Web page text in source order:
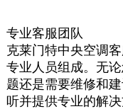
专业客服团队
克莱门特中央空调
专业人员组成。无
题还是需要维修和
听并提供专业的解决